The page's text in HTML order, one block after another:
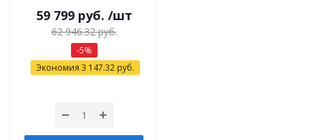
59 799руб. /шт
62 946.32руб.
-5%
Экономия 3 147.32руб.